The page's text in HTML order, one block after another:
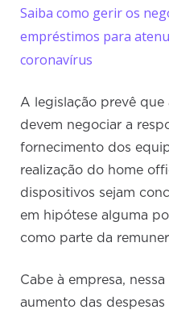
Saiba como gerir os
empréstimos para
coronavírus
A legislação prevê que
devem negociar a
fornecimento dos
realização do home
dispositivos sejam
em hipótese alguma
como parte da
Cabe à empresa,
aumento das